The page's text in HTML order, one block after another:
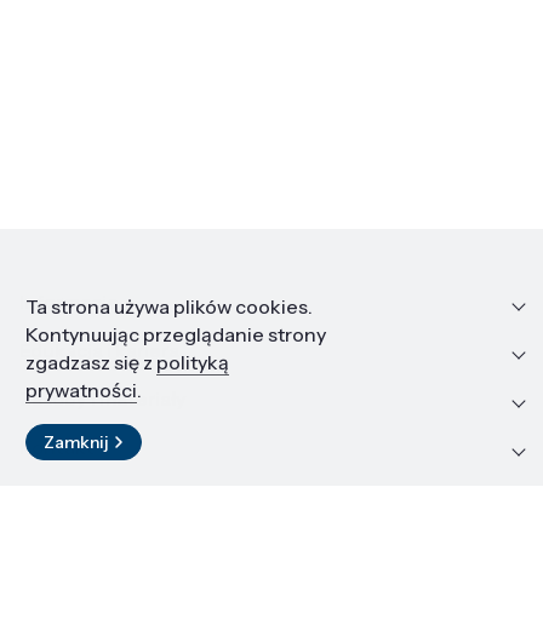
Informacje
Edukacja i kariera
Zasoby i materiały
Kontakt
Ta strona używa plików cookies.
Kontynuując przeglądanie strony
zgadzasz się z polityką
prywatności.
Zamknij